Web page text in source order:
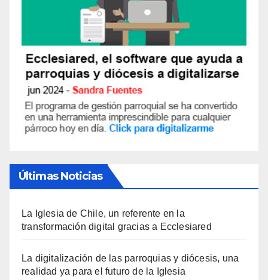
Últimas Noticias
La Iglesia de Chile, un referente en la
transformación digital gracias a Ecclesiared
La digitalización de las parroquias y diócesis, una
realidad ya para el futuro de la Iglesia